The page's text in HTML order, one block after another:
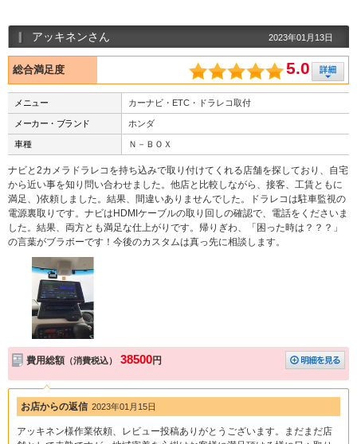
アッキネンさん 2023年01月13日
総合満足度 5.0
メニュー カーナビ・ETC・ドラレコ取付
メーカー・ブランド ホンダ
車種 Ｎ－ＢＯＸ
ナビと2カメラドラレコを持ち込みで取り付けてくれる店舗を探しており、自宅
から近い事を知り問い合わせました。他店と比較しながら、接客、工賃ともに
満足、)依頼しました。結果、間違いありませんでした。ドラレコは駐車監視の
電源裏取りです。ナビはHDMIケーブルの取り回しの確認で、電話をくださいま
した。結果、両方とも満足な仕上がりです。帰りぎわ、「困った時は？？？」
の言葉がブラボーです！今後のカスタムは真っ先に相談します。
費用総額 （消費税込） 38500円
お店からの返信 2023年01月15日
アッキネン様作業依頼、レビュー投稿ありがとうございます。まだまだ店